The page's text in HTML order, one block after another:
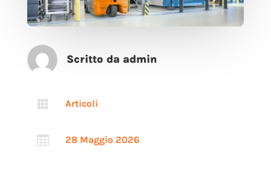
Scritto da admin
 Articoli
 28 Maggio 2026